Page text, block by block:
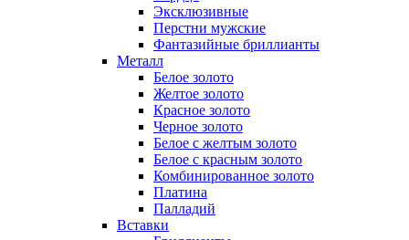
Эксклюзивные
Перстни мужские
Фантазийные бриллианты
Металл
Белое золото
Желтое золото
Красное золото
Черное золото
Белое с желтым золото
Белое с красным золото
Комбинированное золото
Платина
Палладий
Вставки